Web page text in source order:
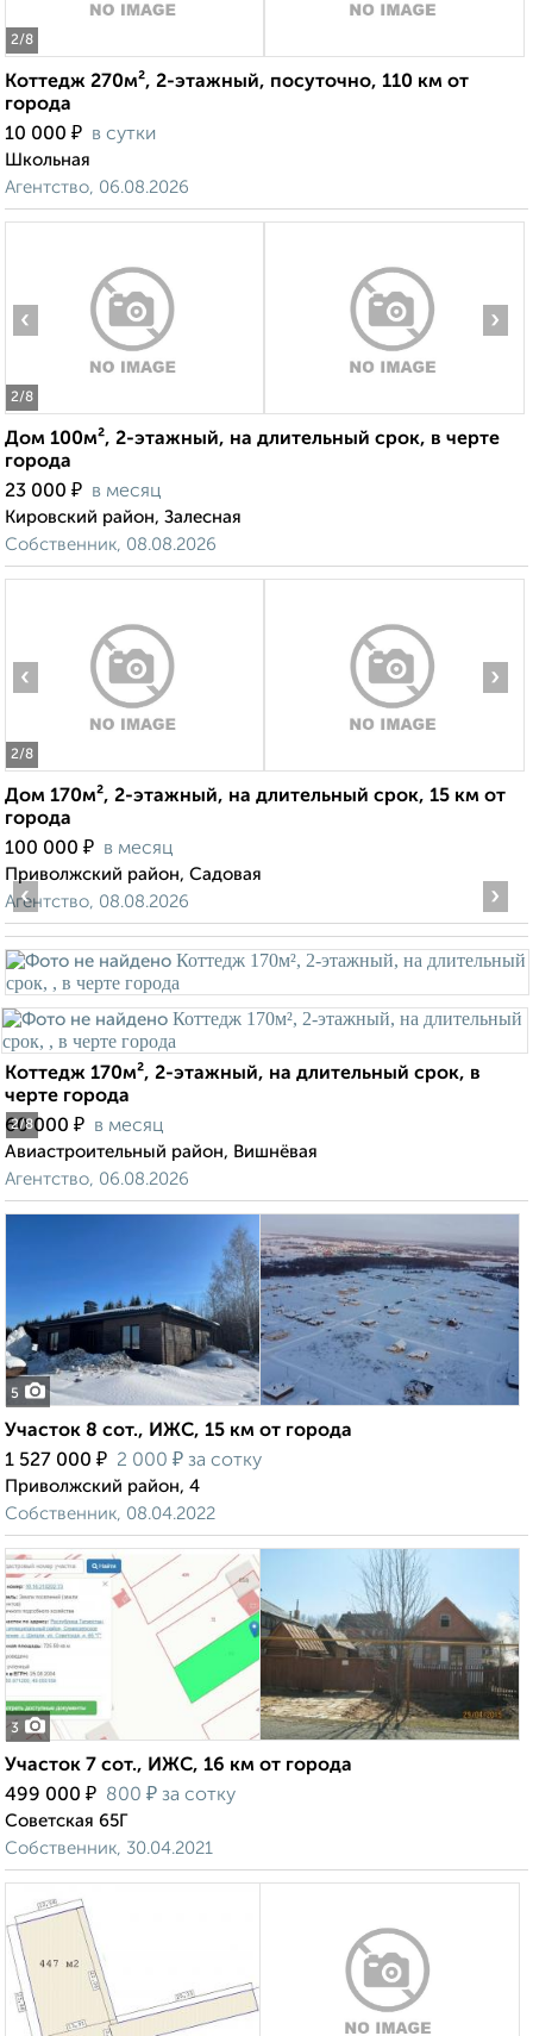
2/8
Коттедж 270м², 2-этажный, посуточно, 110 км от
города
10 000 ₽ в сутки
Школьная
Агентство, 06.08.2026
2/8
‹ ›
Дом 100м², 2-этажный, на длительный срок, в черте
города
23 000 ₽ в месяц
Кировский район, Залесная
Собственник, 08.08.2026
2/8
‹ ›
Дом 170м², 2-этажный, на длительный срок, 15 км от
города
100 000 ₽ в месяц
Приволжский район, Садовая
Агентство, 08.08.2026
2/8
‹ ›
Коттедж 170м², 2-этажный, на длительный срок, в
черте города
60 000 ₽ в месяц
Авиастроительный район, Вишнёвая
Агентство, 06.08.2026
5
Участок 8 сот., ИЖС, 15 км от города
1 527 000 ₽ 2 000 ₽ за сотку
Приволжский район, 4
Собственник, 08.04.2022
3
Участок 7 сот., ИЖС, 16 км от города
499 000 ₽ 800 ₽ за сотку
Советская 65Г
Собственник, 30.04.2021